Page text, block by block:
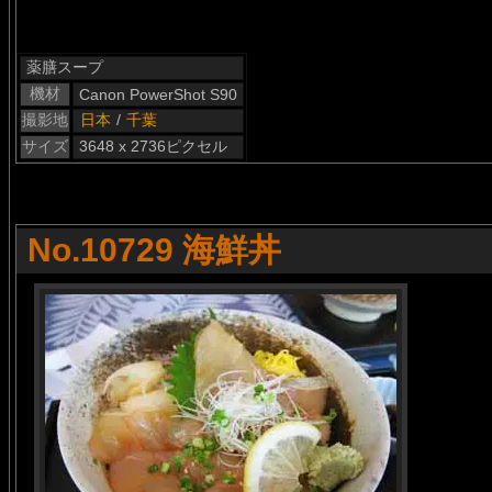
薬膳スープ
機材
Canon PowerShot S90
撮影地
日本 / 千葉
サイズ
3648 x 2736ピクセル
No.10729 海鮮丼